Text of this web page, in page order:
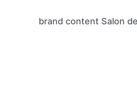
brand content Salon